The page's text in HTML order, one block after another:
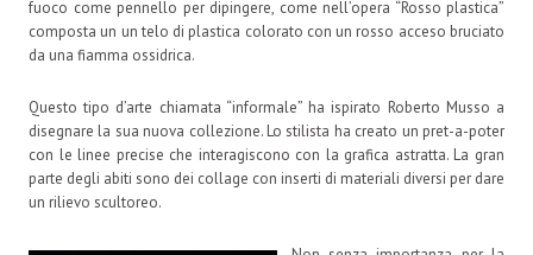
fuoco come pennello per dipingere, come nell’opera “Rosso plastica”
composta un un telo di plastica colorato con un rosso acceso bruciato
da una fiamma ossidrica.
Questo tipo d’arte chiamata “informale” ha ispirato Roberto Musso a
disegnare la sua nuova collezione. Lo stilista ha creato un pret-a-poter
con le linee precise che interagiscono con la grafica astratta. La gran
parte degli abiti sono dei collage con inserti di materiali diversi per dare
un rilievo scultoreo.